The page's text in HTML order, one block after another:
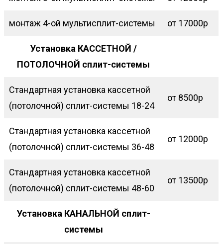
монтаж 4-ой мультисплит-системы от 17000р
Установка КАССЕТНОЙ /
ПОТОЛОЧНОЙ сплит-системы
Стандартная установка кассетной
(потолочной) сплит-системы 18-24
от 8500р
Стандартная установка кассетной
(потолочной) сплит-системы 36-48
от 12000р
Стандартная установка кассетной
(потолочной) сплит-системы 48-60
от 13500р
Установка КАНАЛЬНОЙ сплит-
системы